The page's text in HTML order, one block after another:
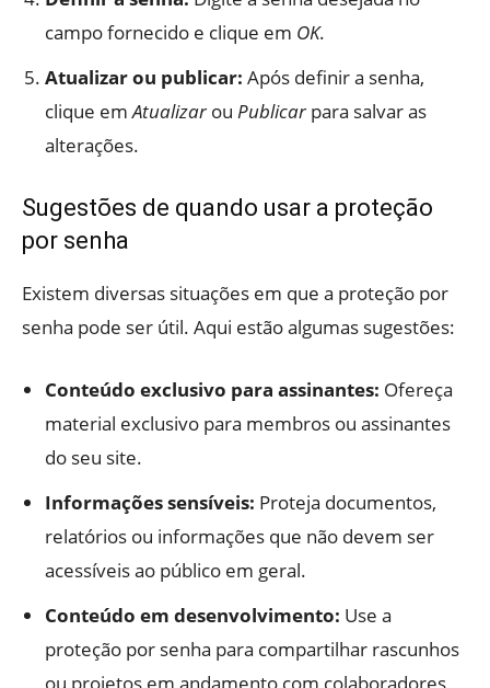
campo fornecido e clique em OK.
Atualizar ou publicar: Após definir a senha,
clique emAtualizarou Publicarpara salvar as
alterações.
Sugestões de quando usar a proteção
por senha
Existem diversas situações em que a proteção por
senha pode ser útil. Aqui estão algumas sugestões:
Conteúdo exclusivo para assinantes: Ofereça
material exclusivo para membros ou assinantes
do seu site.
Informações sensíveis: Proteja documentos,
relatórios ou informações que não devem ser
acessíveis ao público em geral.
Conteúdo em desenvolvimento: Use a
proteção por senha para compartilhar rascunhos